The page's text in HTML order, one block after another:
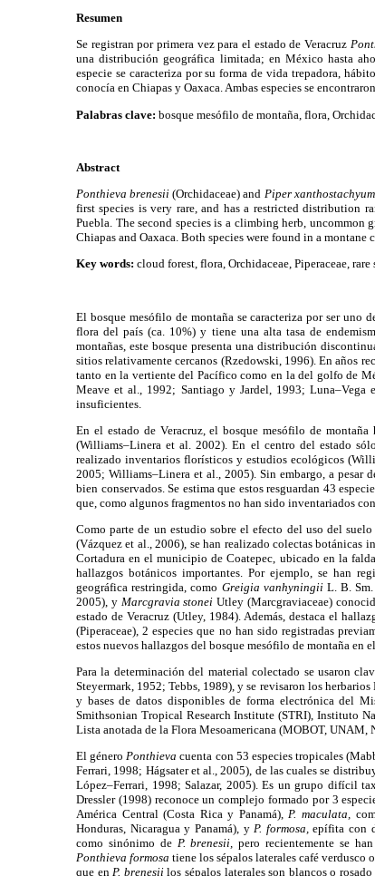
Resumen
Se registran por primera vez para el estado de Veracruz
una distribución geográfica limitada; en México hasta
especie se caracteriza por su forma de vida trepadora,
conocía en Chiapas y Oaxaca. Ambas especies se
Palabras clave: bosque mesófilo de montaña, flora,
Abstract
Ponthieva brenesii(Orchidaceae) and Piper xanthostachyum
first species is very rare, and has a restricted distribution
Puebla. The second species is a climbing herb, uncommon
Chiapas and Oaxaca. Both species were found in a montane
Key words: cloud forest, flora, Orchidaceae, Piperaceae, rare
El bosque mesófilo de montaña se caracteriza por ser uno
flora del país (ca. 10%) y tiene una alta tasa de
montañas, este bosque presenta una distribución
sitios relativamente cercanos (Rzedowski, 1996). En años
tanto en la vertiente del Pacífico como en la del golfo de
Meave et al., 1992; Santiago y Jardel, 1993;
insuficientes.
En el estado de Veracruz, el bosque mesófilo de
(Williams–Linera et al. 2002). En el centro del estado
realizado inventarios florísticos y estudios ecológicos
2005; Williams–Linera et al., 2005). Sin embargo, a pesar
bien conservados. Se estima que estos resguardan 43
que, como algunos fragmentos no han sido inventariados
Como parte de un estudio sobre el efecto del uso del
(Vázquez et al., 2006), se han realizado colectas botánicas
Cortadura en el municipio de Coatepec, ubicado en la
hallazgos botánicos importantes. Por ejemplo, se han
geográfica restringida, como Greigia vanhyningii L. B.
2005), y Marcgravia stoneiUtley (Marcgraviaceae)
estado de Veracruz (Utley, 1984). Además, destaca el
(Piperaceae), 2 especies que no han sido registradas
estos nuevos hallazgos del bosque mesófilo de montaña en
Para la determinación del material colectado se usaron
Steyermark, 1952; Tebbs, 1989), y se revisaron los
y bases de datos disponibles de forma electrónica del
Smithsonian Tropical Research Institute (STRI), Instituto
Lista anotada de la Flora Mesoamericana (MOBOT,
El géneroPonthievacuenta con 53 especies tropicales
Ferrari, 1998; Hágsater et al., 2005), de las cuales se
López–Ferrari, 1998; Salazar, 2005). Es un grupo difícil
Dressler (1998) reconoce un complejo formado por 3
América Central (Costa Rica y Panamá),P. maculata,
Honduras, Nicaragua y Panamá), yP. formosa,epífita con
como sinónimo de P. brenesii,pero recientemente se
Ponthieva formosatiene los sépalos laterales café verdusco
que enP. brenesiilos sépalos laterales son blancos o